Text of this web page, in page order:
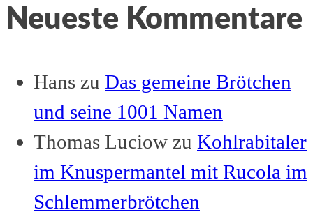
Neueste Kommentare
Hans zu Das gemeine Brötchen
und seine 1001 Namen
Thomas Luciow zu Kohlrabitaler
im Knuspermantel mit Rucola im
Schlemmerbrötchen